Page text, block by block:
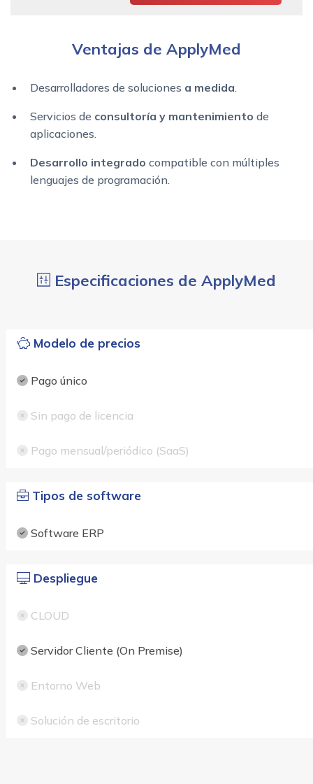
Ventajas de ApplyMed
Desarrolladores de soluciones a medida
Servicios de consultoría y mantenimiento de
aplicaciones.
Desarrollo integrado compatible con múltiples
lenguajes de programación.
Especificaciones de ApplyMed
Modelo de precios
Pago único
Sin pago de licencia
Pago mensual/periódico (SaaS)
Tipos de software
Software ERP
Despliegue
CLOUD
Servidor Cliente (On Premise)
Entorno Web
Solución de escritorio